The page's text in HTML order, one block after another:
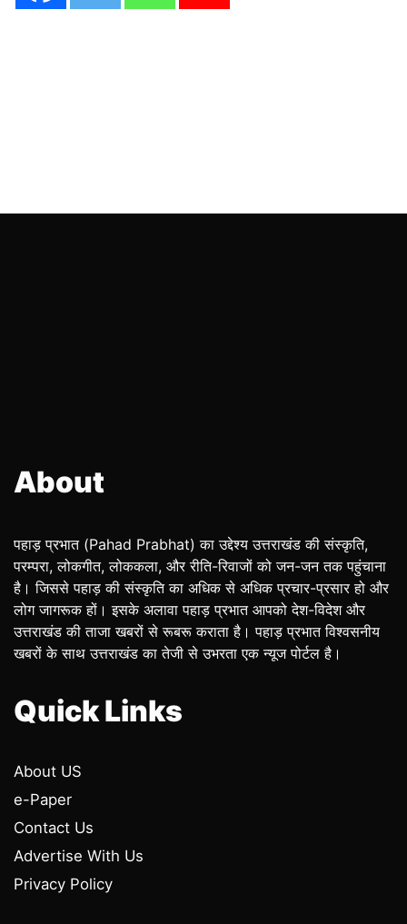
About
पहाड़ प्रभात (Pahad Prabhat) का उद्देश्य उत्तराखंड की संस्कृति,
परम्परा, लोकगीत, लोककला, और रीति-रिवाजों को जन-जन तक पहुंचाना
है। जिससे पहाड़ की संस्कृति का अधिक से अधिक प्रचार-प्रसार हो और
लोग जागरूक हों। इसके अलावा पहाड़ प्रभात आपको देश-विदेश और
उत्तराखंड की ताजा खबरों से रूबरू कराता है। पहाड़ प्रभात विश्वसनीय
खबरों के साथ उत्तराखंड का तेजी से उभरता एक न्यूज पोर्टल है।
Quick Links
About US
e-Paper
Contact Us
Advertise With Us
Privacy Policy